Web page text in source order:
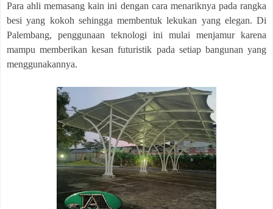
Para ahli memasang kain ini dengan cara menariknya pada rangka
besi yang kokoh sehingga membentuk lekukan yang elegan. Di
Palembang, penggunaan teknologi ini mulai menjamur karena
mampu memberikan kesan futuristik pada setiap bangunan yang
menggunakannya.